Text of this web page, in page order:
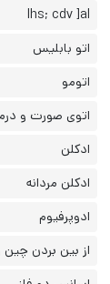
lhs; cdv ]al
اتو بابلیس
اتومو
اتوی صورت و
ادکلن
ادکلن مردانه
ادوپرفیوم
از بین بردن